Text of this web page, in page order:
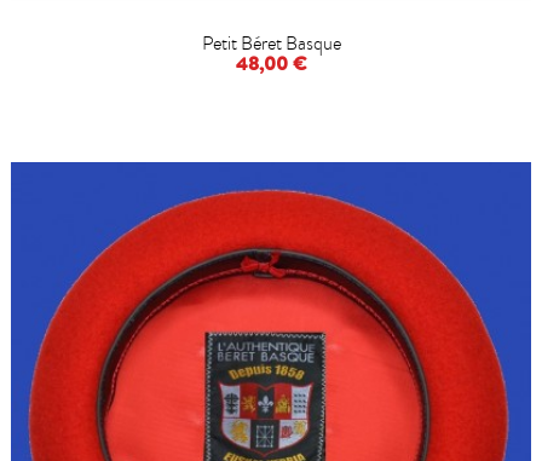
Petit Béret Basque
48,00 €